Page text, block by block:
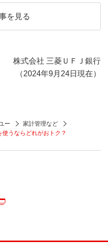
を見る
株式会社 三菱ＵＦＪ銀行
（2024年9月24日現在）
ー
家計管理など
うならどれがおトク？